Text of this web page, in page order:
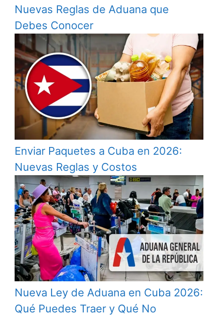
Nuevas Reglas de Aduana que
Debes Conocer
Enviar Paquetes a Cuba en 2026:
Nuevas Reglas y Costos
Nueva Ley de Aduana en Cuba 2026:
Qué Puedes Traer y Qué No